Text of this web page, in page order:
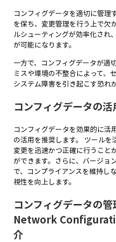
コンフィグデータを適切に管理
を保ち、変更管理を行う上で欠
ルシューティングが効率化され
が可能になります。
一方で、コンフィグデータが適
ミスや環境の不整合によって、
システム障害を引き起こす恐れ
コンフィグデータの
コンフィグデータを効果的に活
の活用を推奨します。 ツール
変更を迅速かつ正確に行うこと
ができます。さらに、バージョ
で、コンプライアンスを維持し
視性を向上します。
コンフィグデータの管
Network
介